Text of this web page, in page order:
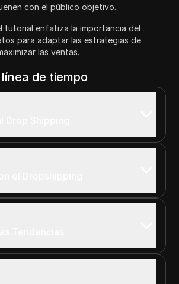
con el público objetivo.
tutorial enfatiza la importancia del
para adaptar las estrategias de
las ventas.
de tiempo